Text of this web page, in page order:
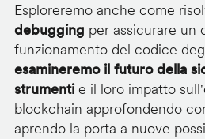
Esploreremo anche come
debugging per assicurare un
funzionamento del codice
esamineremo il futuro della
strumentie il loro impatto
blockchain approfondendo
aprendo la porta a nuove